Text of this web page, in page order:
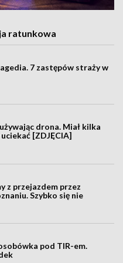
ratunkowa
7 zastępów straży w
drona. Miał kilka
[ZDJĘCIA]
z przejazdem przez
Szybko się nie
pod TIR-em.